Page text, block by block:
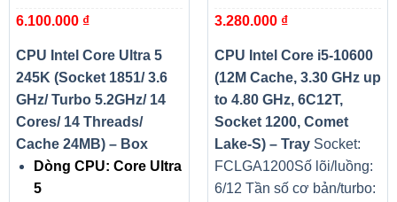
Threads/ Cache 24MB) – Box
6.100.000 ₫
CPU Intel Core Ultra 5
245K (Socket 1851/ 3.6
GHz/ Turbo 5.2GHz/ 14
Cores/ 14 Threads/
Cache 24MB) – Box
Dòng CPU: Core Ultra
5
1200, Comet Lake-S) – Tray
3.280.000 ₫
CPU Intel Core i5-10600
(12M Cache, 3.30 GHz up
to 4.80 GHz, 6C12T,
Socket 1200, Comet
Lake-S) – Tray Socket:
FCLGA1200Số lõi/luồng:
6/12 Tần số cơ bản/turbo: